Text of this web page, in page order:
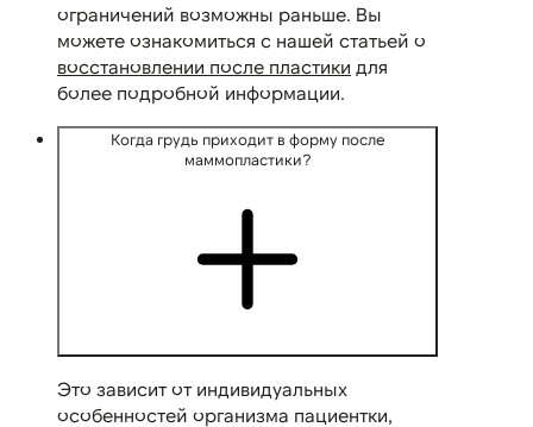
ограничений возможны раньше. Вы
можете ознакомиться с нашей статьей о
восстановлении после пластики для
более подробной информации.
Когда грудь приходит в форму после
маммопластики?
Это зависит от индивидуальных
особенностей организма пациентки,